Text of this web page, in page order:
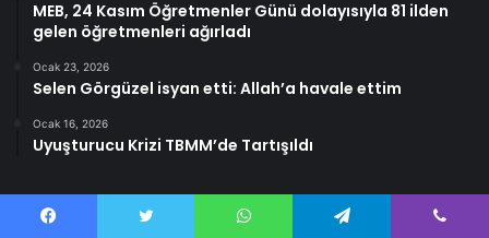
MEB, 24 Kasım Öğretmenler Günü dolayısıyla 81 ilden
gelen öğretmenleri ağırladı
Ocak 23, 2026
Selen Görgüzel isyan etti: Allah’a havale ettim
Ocak 16, 2026
Uyuşturucu Krizi TBMM’de Tartışıldı